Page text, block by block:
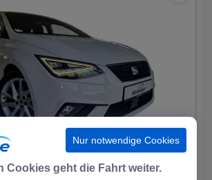
Nur notwendige Cookies
Cookies geht die Fahrt weiter.